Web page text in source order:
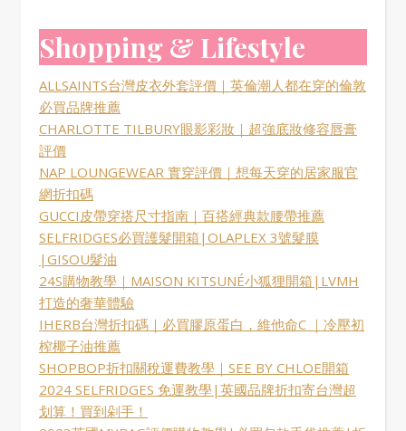
Shopping & Lifestyle
ALLSAINTS台灣皮衣外套評價｜英倫潮人都在穿的倫敦
必買品牌推薦
CHARLOTTE TILBURY眼影彩妝｜超強底妝修容唇膏
評價
NAP LOUNGEWEAR 實穿評價｜想每天穿的居家服官
網折扣碼
GUCCI皮帶穿搭尺寸指南｜百搭經典款腰帶推薦
SELFRIDGES必買護髮開箱|OLAPLEX 3號髮膜
|GISOU髮油
24S購物教學｜MAISON KITSUNÉ小狐狸開箱|LVMH
打造的奢華體驗
IHERB台灣折扣碼｜必買膠原蛋白，維他命C ｜冷壓初
榨椰子油推薦
SHOPBOP折扣關稅運費教學｜SEE BY CHLOE開箱
2024 SELFRIDGES 免運教學|英國品牌折扣寄台灣超
划算！買到剁手！